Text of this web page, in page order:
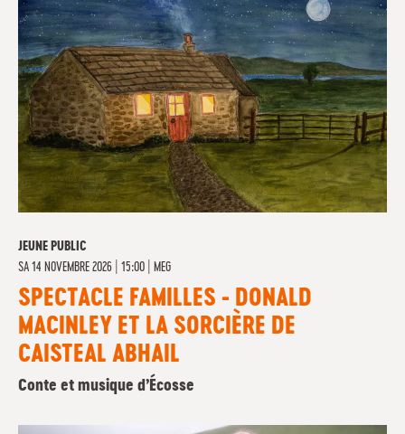
JEUNE PUBLIC
SA 14 NOVEMBRE 2026 | 15:00 MEG
SPECTACLE FAMILLES - DONALD
MACINLEY ET LA SORCIÈRE DE
CAISTEAL ABHAIL
Conte et musique d’Écosse